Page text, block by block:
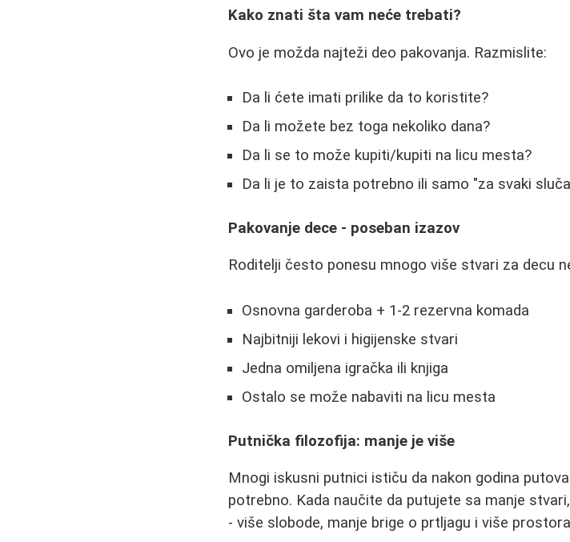
Kako znati šta vam neće trebati?
Ovo je možda najteži deo pakovanja. Razmislite:
Da li ćete imati prilike da to koristite?
Da li možete bez toga nekoliko dana?
Da li se to može kupiti/kupiti na licu mesta?
Da li je to zaista potrebno ili samo "za svaki
Pakovanje dece - poseban izazov
Roditelji često ponesu mnogo više stvari za decu
Osnovna garderoba + 1-2 rezervna komada
Najbitniji lekovi i higijenske stvari
Jedna omiljena igračka ili knjiga
Ostalo se može nabaviti na licu mesta
Putnička filozofija: manje je više
Mnogi iskusni putnici ističu da nakon godina
potrebno. Kada naučite da putujete sa manje
- više slobode, manje brige o prtljagu i više